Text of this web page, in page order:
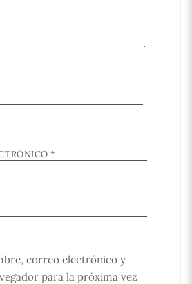
*
correo electrónico y
para la próxima vez